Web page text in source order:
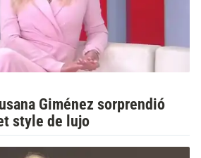
Giménez sorprendió
style de lujo